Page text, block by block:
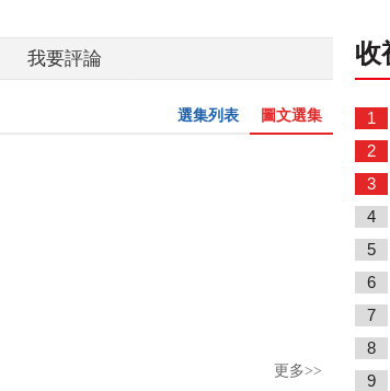
我要評論
圖文選集
選集列表
更多>>
收
1
2
3
4
5
6
7
8
9